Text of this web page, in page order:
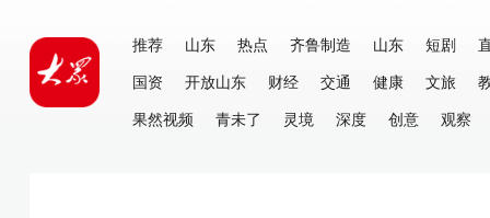
推荐 山东 热点 齐鲁制造 山东 短剧
国资
开放山东 财经 交通 健康 文旅
果然视频
青未了 灵境 深度 创意 观察